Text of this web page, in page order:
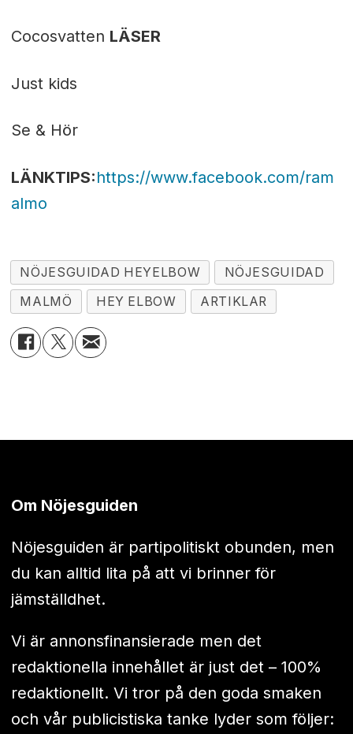
Cocosvatten LÄSER
Just kids
Se & Hör
LÄNKTIPS:https://www.facebook.com/ram
almo
NÖJESGUIDAD HEYELBOW
NÖJESGUIDAD
MALMÖ
HEY ELBOW ARTIKLAR
Om Nöjesguiden
Nöjesguiden är partipolitiskt obunden, men
du kan alltid lita på att vi brinner för
jämställdhet.
Vi är annonsfinansierade men det
redaktionella innehållet är just det – 100%
redaktionellt. Vi tror på den goda smaken
och vår publicistiska tanke lyder som följer: